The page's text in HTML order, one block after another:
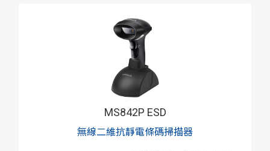
MS842P ESD
無線二維抗靜電條碼掃描器